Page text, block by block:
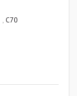
, C70